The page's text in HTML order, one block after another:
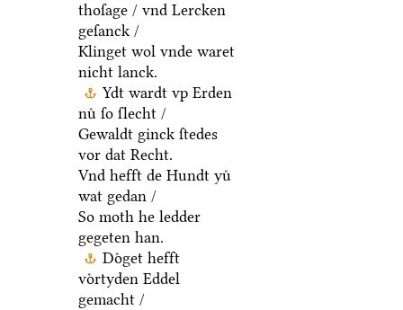
thoſage / vnd Lercken
geſanck /
Klinget wol vnde waret
nicht lanck.
Ydt wardt vp Erden
nuͤ ſo ſlecht /
Gewaldt ginck ſtedes
vor dat Recht.
Vnd hefft de Hundt yuͤ
wat gedan /
So moth he ledder
gegeten han.
Doͤget hefft
voͤrtyden Eddel
gemacht /